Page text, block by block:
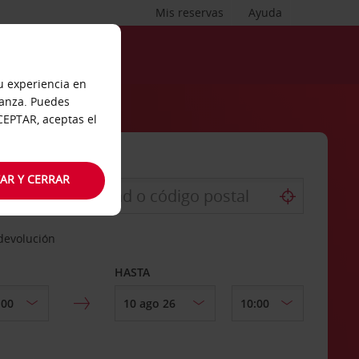
Ayuda
Mis reservas
HASTA
experiencia en
Puedes
aceptas el
Y CERRAR